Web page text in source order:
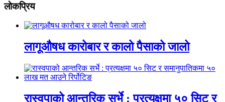
लाेकप्रिय
लागूऔषध कारोबार र कालो पैसाको जालो
रास्वपाको आन्तरिक सर्भे : प्रत्यक्षमा ५० सिट र